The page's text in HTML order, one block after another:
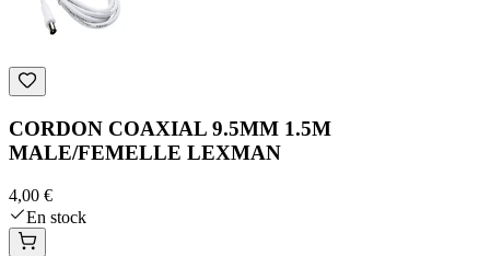
CORDON COAXIAL 9.5MM 1.5M
MALE/FEMELLE LEXMAN
4,00 €
En stock